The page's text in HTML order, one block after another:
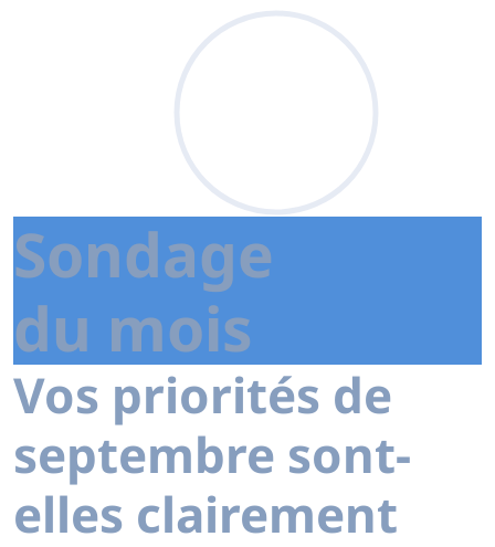
Sondage
du mois
Vos priorités de
septembre sont-
elles clairement